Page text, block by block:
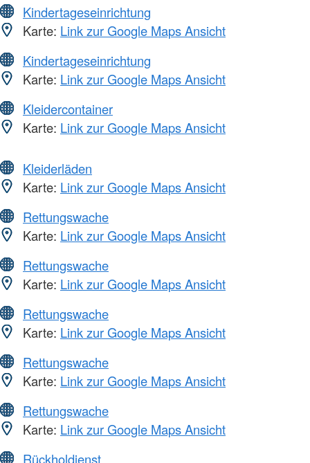
Kindertageseinrichtung
Karte: Link zur Google Maps Ansicht
Kindertageseinrichtung
Karte: Link zur Google Maps Ansicht
Kleidercontainer
Karte: Link zur Google Maps Ansicht
Kleiderläden
Karte: Link zur Google Maps Ansicht
Rettungswache
Karte: Link zur Google Maps Ansicht
Rettungswache
Karte: Link zur Google Maps Ansicht
Rettungswache
Karte: Link zur Google Maps Ansicht
Rettungswache
Karte: Link zur Google Maps Ansicht
Rettungswache
Karte: Link zur Google Maps Ansicht
Rückholdienst